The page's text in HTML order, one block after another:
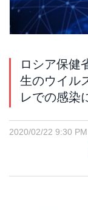
ロシア保健
生のウイル
レでの感染
2020/02/22 9:30 PM